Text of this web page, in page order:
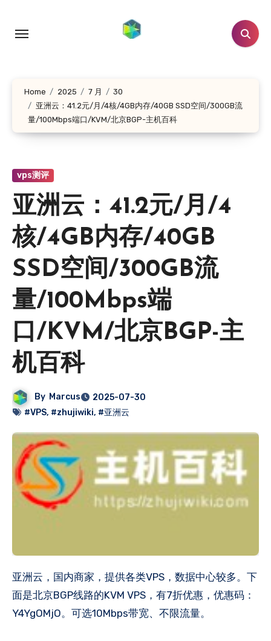
Home 2025 7 月
30
亚洲云：41.2元/月/4核/4GB内存/40GB SSD空间/300GB流
量/100Mbps端口/KVM/北京BGP-主机百科
vps测评
亚洲云：41.2元/月/4
核/4GB内存/40GB
SSD空间/300GB流
量/100Mbps端
口/KVM/北京BGP-主
机百科
By Marcus
2025-07-30
#VPS, #zhujiwiki, #亚洲云
亚洲云，国内商家，提供各类VPS，数据中心较多。下
面是北京BGP线路的KVM VPS，有7折优惠，优惠码：
Y4YgOMjO。可选10Mbps带宽、不限流量。